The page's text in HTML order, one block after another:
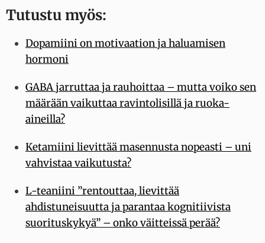
Tutustu myös:
Dopamiini on motivaation ja haluamisen
hormoni
GABA jarruttaa ja rauhoittaa – mutta voiko sen
määrään vaikuttaa ravintolisillä ja ruoka-
aineilla?
Ketamiini lievittää masennusta nopeasti – uni
vahvistaa vaikutusta?
L-teaniini ”rentouttaa, lievittää
ahdistuneisuutta ja parantaa kognitiivista
suorituskykyä” – onko väitteissä perää?